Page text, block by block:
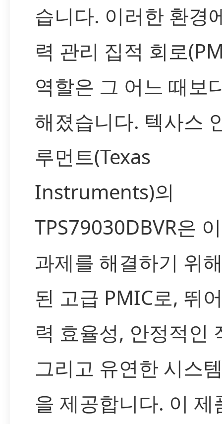
습니다. 이러한 환경
력 관리 집적 회로
역할은 그 어느 때보
해졌습니다. 텍사스
루먼트(Texas
Instruments)의
TPS79030DBVR은
과제를 해결하기 위
된 고급 PMIC로, 뛰
력 효율성, 안정적인
그리고 유연한 시스
을 제공합니다. 이 제